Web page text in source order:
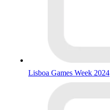
Lisboa Games Week 2024